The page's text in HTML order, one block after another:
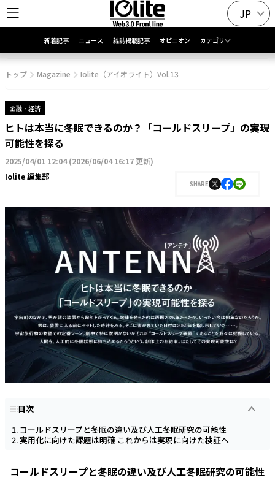
JP
新着記事 ニュース 雑誌掲載記事 オピニオン カテゴリ
トップ Magazine Iolite（アイオライト）Vol.13
金融・経済
ヒトは本当に冬眠できるのか？「コールドスリープ」の実現
可能性を探る
2025/04/01 12:04(2026/06/04 16:17 更新)
Iolite 編集部
SHARE
目次
コールドスリープと冬眠の違い及び人工冬眠研究の可能性
実用化に向けた課題は明確 これからは実現に向けた検証へ
コールドスリープと冬眠の違い及び人工冬眠研究の可能性